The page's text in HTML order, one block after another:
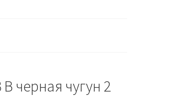
черная чугун 2